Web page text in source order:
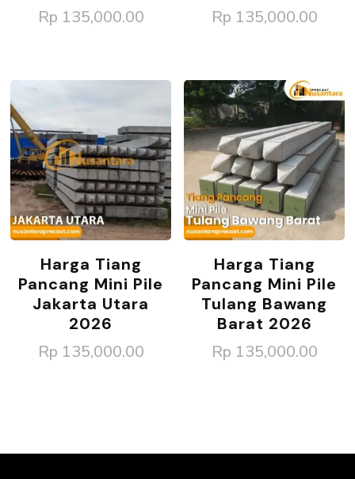
Rp 135,000.00 Rp 135,000.00
Harga Tiang
Pancang Mini Pile
Jakarta Utara
2026
Rp 135,000.00
Harga Tiang
Pancang Mini Pile
Tulang Bawang
Barat 2026
Rp 135,000.00